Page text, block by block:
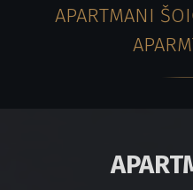
APARTMANI